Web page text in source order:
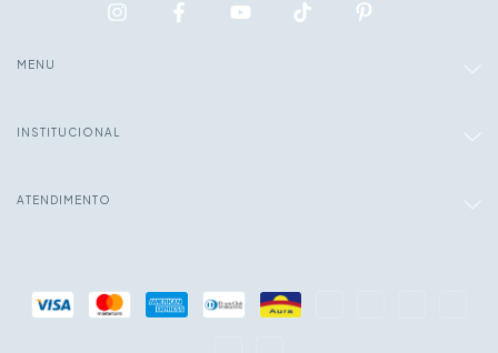
MENU
INSTITUCIONAL
ATENDIMENTO